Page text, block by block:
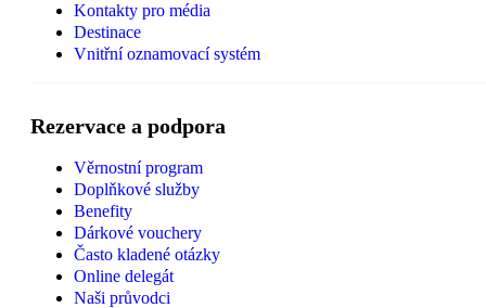
Kontakty pro média
Destinace
Vnitřní oznamovací systém
Rezervace a podpora
Věrnostní program
Doplňkové služby
Benefity
Dárkové vouchery
Často kladené otázky
Online delegát
Naši průvodci